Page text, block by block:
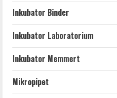
Inkubator Binder
Inkubator Laboratorium
Inkubator Memmert
Mikropipet